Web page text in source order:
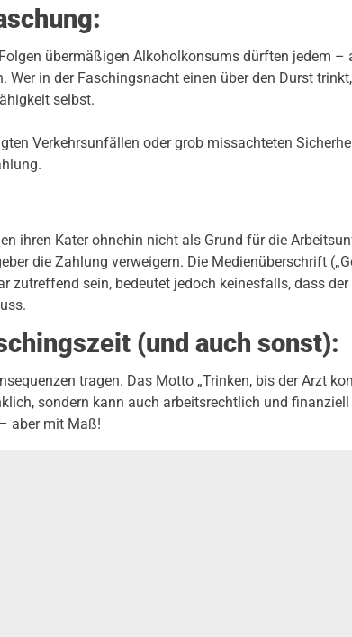
übermäßigen Alkoholkonsums dürften jedem –
Wer in der Faschingsnacht einen über den Durst
selbst.
Verkehrsunfällen oder grob missachteten
ihren Kater ohnehin nicht als Grund für die
die Zahlung verweigern. Die Medienüberschrift
zutreffend sein, bedeutet jedoch keinesfalls, dass
(und auch sonst):
tragen. Das Motto „Trinken, bis der Arzt
sondern kann auch arbeitsrechtlich und
aber mit Maß!